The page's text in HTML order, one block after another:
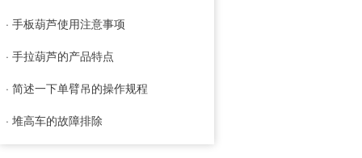
· 手板葫芦使用注意事项
· 手拉葫芦的产品特点
· 简述一下单臂吊的操作规程
· 堆高车的故障排除